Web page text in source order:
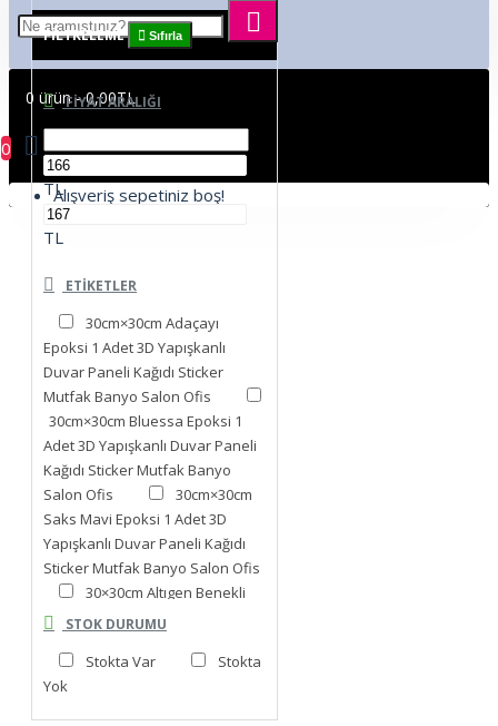
0 ürün - 0,00TL
0
Alışveriş sepetiniz boş!
FILTRELEME Sıfırla
FIYAT ARALIĞI
TL
TL
ETIKETLER
30cm×30cm Adaçayı
Epoksi 1 Adet 3D Yapışkanlı
Duvar Paneli Kağıdı Sticker
Mutfak Banyo Salon Ofis
30cm×30cm Bluessa Epoksi 1
Adet 3D Yapışkanlı Duvar Paneli
Kağıdı Sticker Mutfak Banyo
Salon Ofis
30cm×30cm
Saks Mavi Epoksi 1 Adet 3D
Yapışkanlı Duvar Paneli Kağıdı
Sticker Mutfak Banyo Salon Ofis
30×30cm Altıgen Benekli
Epoksi 1 Adet 3D Yapışkanlı
Banyo Salon Ofis
30×30cm Arabesk Çini Epoksi 1
Adet 3D Yapışkanlı Duvar
STOK DURUMU
Stokta Var
Stokta
Yok